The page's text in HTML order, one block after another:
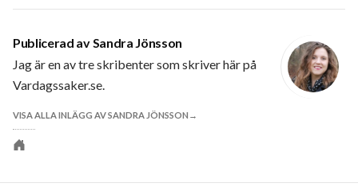
Publicerad avSandra Jönsson
Jag är en av tre skribenter som skriver här på
Vardagssaker.se.
VISA ALLA INLÄGG AV SANDRA JÖNSSON
webbplats